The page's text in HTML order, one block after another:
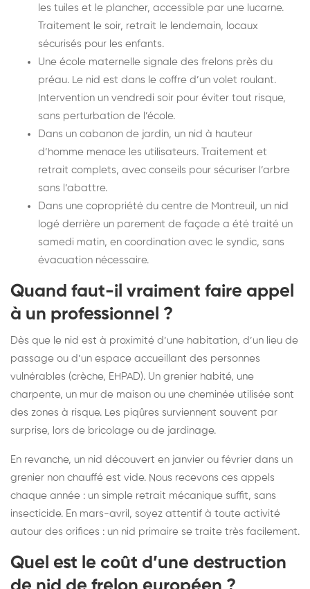
les tuiles et le plancher, accessible par une lucarne.
Traitement le soir, retrait le lendemain, locaux
sécurisés pour les enfants.
Une école maternelle signale des frelons près du
préau. Le nid est dans le coffre d’un volet roulant.
Intervention un vendredi soir pour éviter tout risque,
sans perturbation de l’école.
Dans un cabanon de jardin, un nid à hauteur
d’homme menace les utilisateurs. Traitement et
retrait complets, avec conseils pour sécuriser l’arbre
sans l’abattre.
Dans une copropriété du centre de Montreuil, un nid
logé derrière un parement de façade a été traité un
samedi matin, en coordination avec le syndic, sans
évacuation nécessaire.
Quand faut-il vraiment faire appel
à un professionnel ?
Dès que le nid est à proximité d’une habitation, d’un lieu de
passage ou d’un espace accueillant des personnes
vulnérables (crèche, EHPAD). Un grenier habité, une
charpente, un mur de maison ou une cheminée utilisée sont
des zones à risque. Les piqûres surviennent souvent par
surprise, lors de bricolage ou de jardinage.
En revanche, un nid découvert en janvier ou février dans un
grenier non chauffé est vide. Nous recevons ces appels
chaque année : un simple retrait mécanique suffit, sans
insecticide. En mars-avril, soyez attentif à toute activité
autour des orifices : un nid primaire se traite très facilement.
Quel est le coût d’une destruction